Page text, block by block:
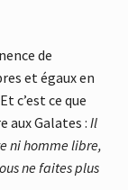
de
et égaux en
c’est ce que
aux Galates : Il
ni homme libre,
ne faites plus